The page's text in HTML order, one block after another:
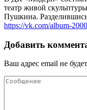
театр живой
Пушкина. Разделившись
https://vk.com/album-
Добавить
Ваш адрес email не